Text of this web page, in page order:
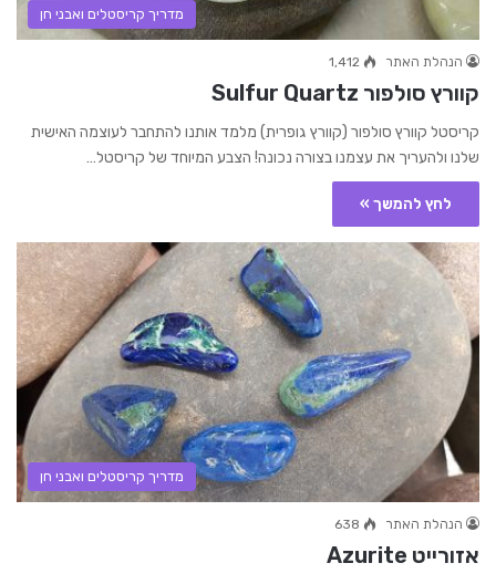
מדריך קריסטלים ואבני חן
הנהלת האתר 1,412
קוורץ סולפור Sulfur Quartz
קריסטל קוורץ סולפור (קוורץ גופרית) מלמד אותנו להתחבר לעוצמה האישית
שלנו ולהעריך את עצמנו בצורה נכונה! הצבע המיוחד של קריסטל…
לחץ להמשך »
מדריך קריסטלים ואבני חן
הנהלת האתר 638
אזורייט Azurite